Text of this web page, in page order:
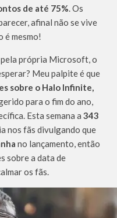
de até 75%. Os
afinal não se vive
é mesmo!
própria Microsoft, o
Meu palpite é que
sobre o Halo Infinite,
para o fim do ano,
Esta semana a 343
nos fãs divulgando que
no lançamento, então
sobre a data de
os fãs.